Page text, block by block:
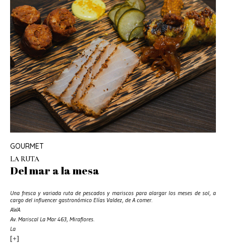
GOURMET
LA RUTA
Del mar a la mesa
Una fresca y variada ruta de pescados y mariscos para alargar los meses de sol, a
cargo del influencer gastronómico Elías Valdez, de A comer.
AWA
Av. Mariscal La Mar 463, Miraflores.
La
[+]